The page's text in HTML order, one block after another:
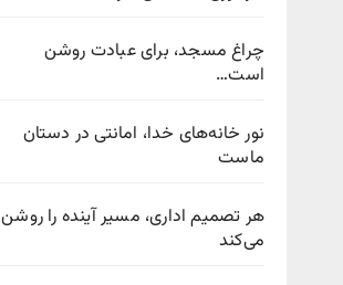
چراغ مسجد، برای عبادت روشن
است…
نور خانه‌های خدا، امانتی در دستان
ماست
هر تصمیم اداری، مسیر آینده را روشن
می‌کند